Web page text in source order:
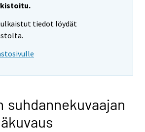
julkaistut tiedot löydät
suhdannekuvaajan